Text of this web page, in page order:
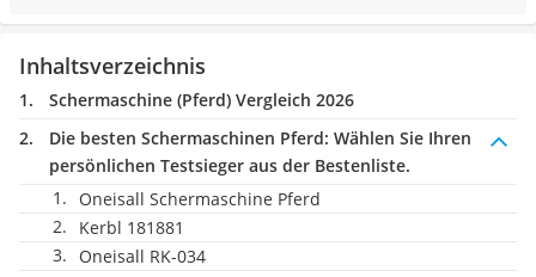
Inhaltsverzeichnis
Schermaschine (Pferd) Vergleich 2026
Die besten Schermaschinen Pferd: Wählen Sie Ihren
persönlichen Testsieger aus der Bestenliste.
Oneisall Schermaschine Pferd
Kerbl 181881
Oneisall RK-034